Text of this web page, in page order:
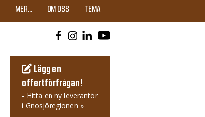
MER... OM OSS TEMA
Lägg en
offertförfrågan!
- Hitta en ny leverantör
i Gnosjöregionen »